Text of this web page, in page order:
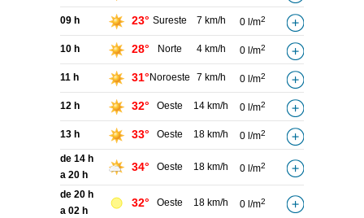
09 h 23° Sureste 7 km/h 0 l/m2
10 h 28° Norte 4 km/h 0 l/m2
11 h 31°Noroeste 7 km/h 0 l/m2
12 h 32° Oeste 14 km/h 0 l/m2
13 h 33° Oeste 18 km/h 0 l/m2
de 14 h
a 20 h
34° Oeste 18 km/h 0 l/m2
de 20 h
a 02 h
32° Oeste 18 km/h 0 l/m2